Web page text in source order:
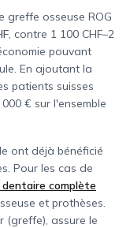
greffe osseuse ROG
, contre 1 100 CHF–2
pouvant
En ajoutant la
patients suisses
€ sur l'ensemble
ont déjà bénéficié
Pour les cas de
complète
et prothèses.
(greffe), assure le